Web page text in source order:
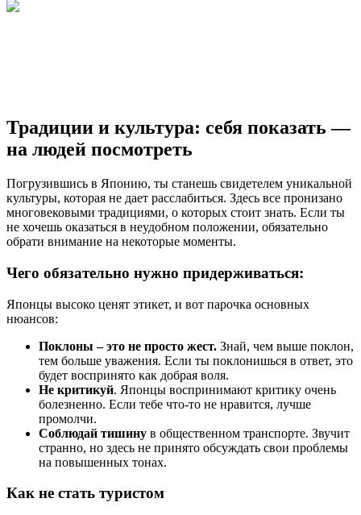
Традиции и культура: себя показать —
на людей посмотреть
Погрузившись в Японию, ты станешь свидетелем уникальной
культуры, которая не дает расслабиться. Здесь все пронизано
многовековыми традициями, о которых стоит знать. Если ты
не хочешь оказаться в неудобном положении, обязательно
обрати внимание на некоторые моменты.
Чего обязательно нужно придерживаться:
Японцы высоко ценят этикет, и вот парочка основных
нюансов:
Поклоны – это не просто жест. Знай, чем выше поклон,
тем больше уважения. Если ты поклонишься в ответ, это
будет воспринято как добрая воля.
Не критикуй. Японцы воспринимают критику очень
болезненно. Если тебе что-то не нравится, лучше
промолчи.
Соблюдай тишину в общественном транспорте. Звучит
странно, но здесь не принято обсуждать свои проблемы
на повышенных тонах.
Как не стать туристом